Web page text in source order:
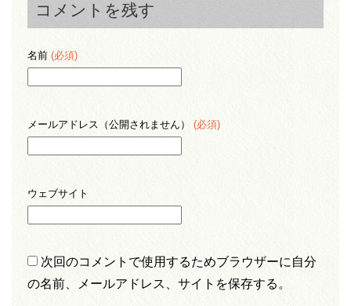
コメントを残す
名前 (必須)
メールアドレス（公開されません） (必須)
ウェブサイト
次回のコメントで使用するためブラウザーに自分
の名前、メールアドレス、サイトを保存する。